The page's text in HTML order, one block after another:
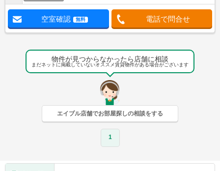
空室確認 無料 電話で問合せ
物件が見つからなかったら店舗に相談
まだネットに掲載していないオススメ賃貸物件がある場合がございます
エイブル店舗でお部屋探しの相談をする
1